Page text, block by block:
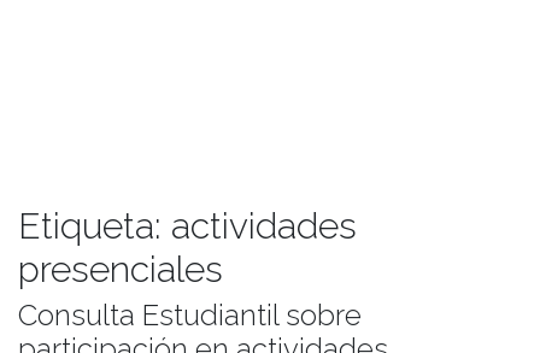
Etiqueta: actividades
presenciales
Consulta Estudiantil sobre